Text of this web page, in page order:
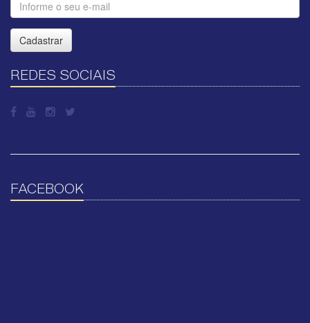
Cadastrar
REDES SOCIAIS
FACEBOOK